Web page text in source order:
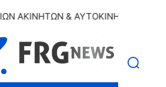
& ΑΥΤΟΚΙΝΗΤΩΝ |